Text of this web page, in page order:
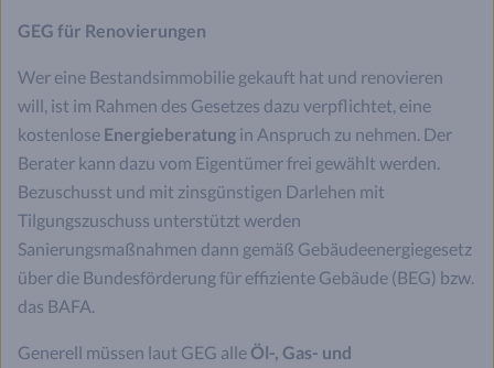
GEG für Renovierungen
Wer eine Bestandsimmobilie gekauft hat und renovieren
will, ist im Rahmen des Gesetzes dazu verpflichtet, eine
kostenlose Energieberatung in Anspruch zu nehmen. Der
Berater kann dazu vom Eigentümer frei gewählt werden.
Bezuschusst und mit zinsgünstigen Darlehen mit
Tilgungszuschuss unterstützt werden
Sanierungsmaßnahmen dann gemäß Gebäudeenergiegesetz
über die Bundesförderung für effiziente Gebäude (BEG) bzw.
das BAFA.
Generell müssen laut GEG alle Öl-, Gas- und